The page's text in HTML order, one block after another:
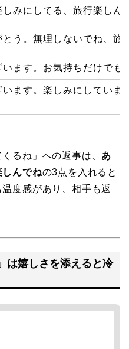
しみにしてる、旅行楽しん
う。無理しないでね、旅
います。お気持ちだけでも
います。楽しみにしていま
るね」への返事は、 あ
しんでねの3点を入れると
度感があり、相手も返
は嬉しさを添えると冷